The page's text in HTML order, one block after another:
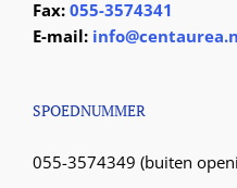
Fax: 055-3574341
E-mail:
SPOEDNUMMER
055-3574349 (buiten